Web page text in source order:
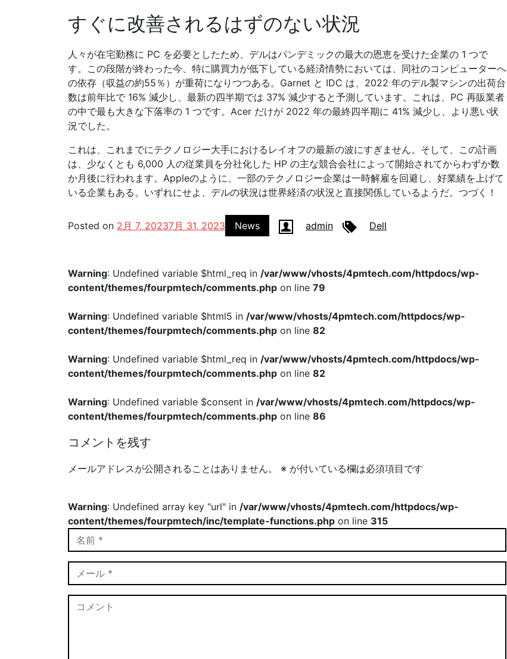
すぐに改善されるはずのない状況
人々が在宅勤務に PC を必要としたため、デルはパンデミックの最大の恩恵を受けた企業の 1 つで
す。この段階が終わった今、特に購買力が低下している経済情勢においては、同社のコンピューターへ
の依存（収益の約55％）が重荷になりつつある。Garnet と IDC は、2022 年のデル製マシンの出荷台
数は前年比で 16% 減少し、最新の四半期では 37% 減少すると予測しています。これは、PC 再販業者
の中で最も大きな下落率の 1 つです。Acer だけが 2022 年の最終四半期に 41% 減少し、より悪い状
況でした。
これは、これまでにテクノロジー大手におけるレイオフの最新の波にすぎません。そして、この計画
は、少なくとも 6,000 人の従業員を分社化した HP の主な競合会社によって開始されてからわずか数
か月後に行われます。Appleのように、一部のテクノロジー企業は一時解雇を回避し、好業績を上げて
いる企業もある。いずれにせよ、デルの状況は世界経済の状況と直接関係しているようだ。つづく！
Posted on 2月 7, 20237月 31, 2023 News admin Dell
Warning: Undefined variable $html_req in /var/www/vhosts/4pmtech.com/httpdocs/wp-
content/themes/fourpmtech/comments.php on line 79
Warning: Undefined variable $html5 in /var/www/vhosts/4pmtech.com/httpdocs/wp-
content/themes/fourpmtech/comments.php on line 82
Warning: Undefined variable $html_req in /var/www/vhosts/4pmtech.com/httpdocs/wp-
content/themes/fourpmtech/comments.php on line 82
Warning: Undefined variable $consent in /var/www/vhosts/4pmtech.com/httpdocs/wp-
content/themes/fourpmtech/comments.php on line 86
コメントを残す
メールアドレスが公開されることはありません。 ※ が付いている欄は必須項目です
Warning: Undefined array key "url" in /var/www/vhosts/4pmtech.com/httpdocs/wp-
content/themes/fourpmtech/inc/template-functions.php on line 315